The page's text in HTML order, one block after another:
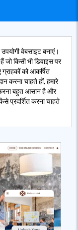
वेबसाइट बनाएं।
किसी भी डिवाइस पर
को आकर्षित
करना चाहते हों, हमारे
बहुत आसान है और
प्रदर्शित करना चाहते